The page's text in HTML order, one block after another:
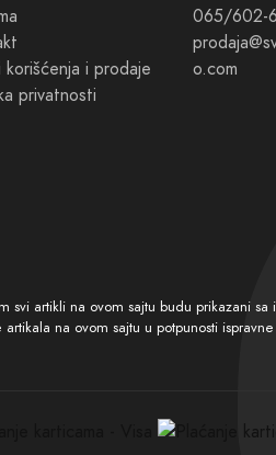
korišćenja i prodaje
privatnosti
065/602-
o.com
artikli na ovom sajtu budu prikazani sa
na ovom sajtu u potpunosti ispravne